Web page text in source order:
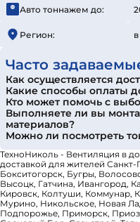
Авто тоннажем до:
Регион:
Часто
Как осуществляется
Какие способы оплаты
Кто может помочь с
Выполняете ли вы
материалов?
Можно ли посмотреть
ТехноНиколь - Вентиляция в
доставкой для жителей
Бокситогорск, Бугры,
Высоцк, Гатчина, Ивангород,
Кировск, Колтуши, Коммунар,
Мурино, Никольское, Новая
Подпорожье, Приморск,